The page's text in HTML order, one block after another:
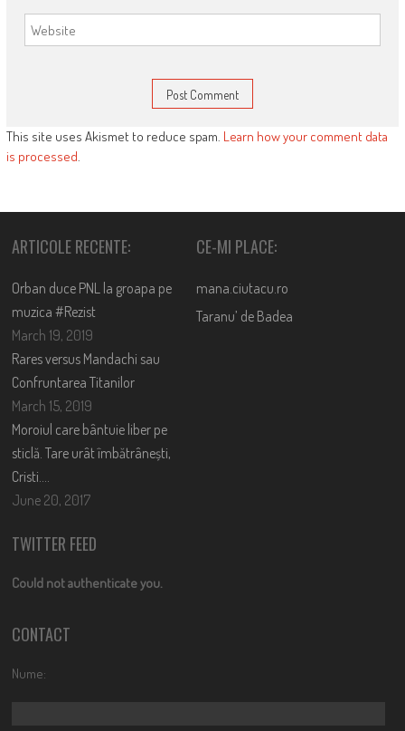
This site uses Akismet to reduce spam. Learn how your comment data
is processed.
ARTICOLE RECENTE:
Orban duce PNL la groapa pe
muzica #Rezist
March 19, 2019
Rares versus Mandachi sau
Confruntarea Titanilor
March 15, 2019
Moroiul care bântuie liber pe
sticlă. Tare urât îmbătrânești,
Cristi….
June 20, 2017
CE-MI PLACE:
mana.ciutacu.ro
Taranu’ de Badea
TWITTER FEED
Could not authenticate you.
CONTACT
Nume: